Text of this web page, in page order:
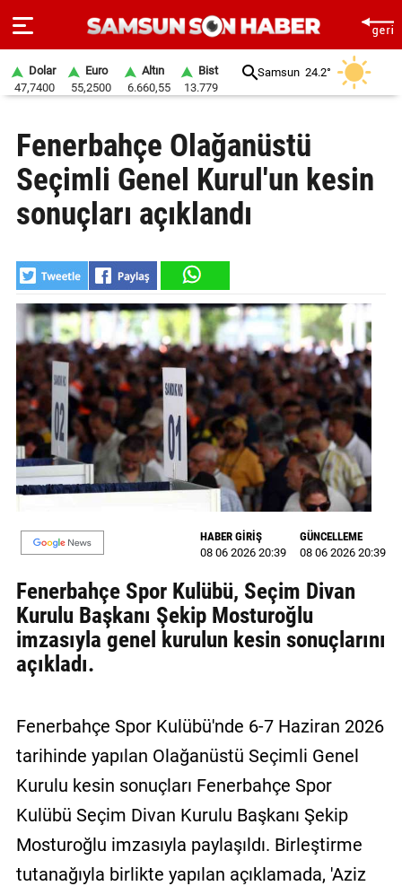
SAYFA
SAMSUN
HABER
GÜNDEM
SİYASET
EKONOMİ
DÜNYA
MAGAZİN
GALERİ
YAZARLAR
BİZE
ULAŞIN
Künye
Gizlilik
Politikası
Dolar
47,7400
Euro
55,2500
Altın
6.660,55
Bist
13.779
Samsun 24.2°
Fenerbahçe Olağanüstü
Seçimli Genel Kurul'un kesin
sonuçları açıklandı
HABER GİRİŞ
08 06 2026 20:39
GÜNCELLEME
08 06 2026 20:39
Fenerbahçe Spor Kulübü, Seçim Divan
Kurulu Başkanı Şekip Mosturoğlu
imzasıyla genel kurulun kesin sonuçlarını
açıkladı.
Fenerbahçe Spor Kulübü'nde 6-7 Haziran 2026
tarihinde yapılan Olağanüstü Seçimli Genel
Kurulu kesin sonuçları Fenerbahçe Spor
Kulübü Seçim Divan Kurulu Başkanı Şekip
Mosturoğlu imzasıyla paylaşıldı. Birleştirme
tutanağıyla birlikte yapılan açıklamada, 'Aziz